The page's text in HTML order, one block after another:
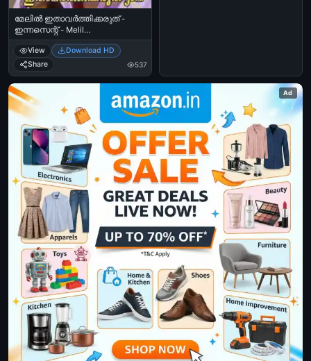
മേലില്‍ ഇതാവര്‍ത്തിക്കരുത് -
ഇന്നസെന്റ് - Melil
Ithaavarthikkaruth - Innocent
Warning
View
Download HD
Share
537
Ad